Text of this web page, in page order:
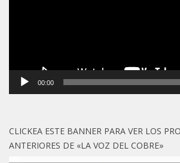
00:00
CLICKEA ESTE BANNER PARA VER LOS
ANTERIORES DE «LA VOZ DEL COBRE»